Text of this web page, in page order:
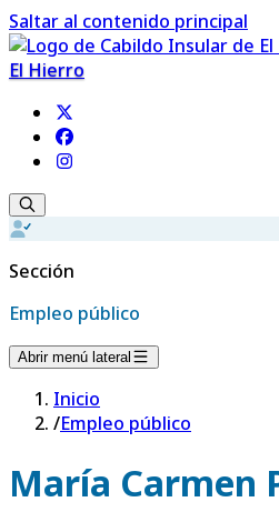
Saltar al contenido principal
El Hierro
Sección
Empleo público
Abrir menú lateral
Inicio
/Empleo público
María Carmen